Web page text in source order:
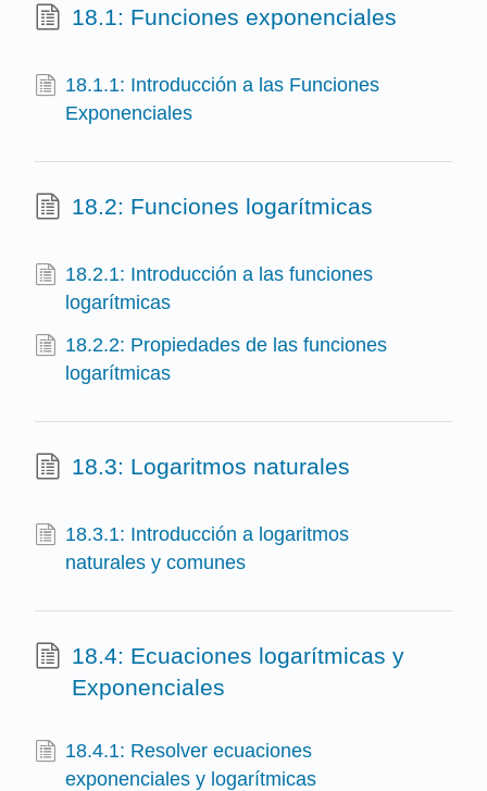
18.1: Funciones exponenciales
18.1.1: Introducción a las Funciones
Exponenciales
18.2: Funciones logarítmicas
18.2.1: Introducción a las funciones
logarítmicas
18.2.2: Propiedades de las funciones
logarítmicas
18.3: Logaritmos naturales
18.3.1: Introducción a logaritmos
naturales y comunes
18.4: Ecuaciones logarítmicas y
Exponenciales
18.4.1: Resolver ecuaciones
exponenciales y logarítmicas